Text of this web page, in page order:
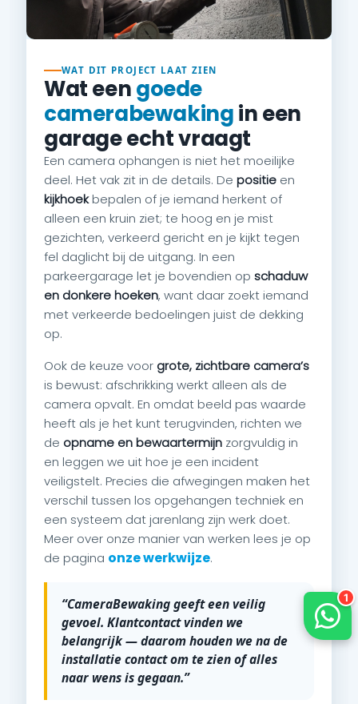
WAT DIT PROJECT LAAT ZIEN
Wat eengoede
camerabewakingin een
garage echt vraagt
Een camera ophangen is niet het moeilijke
deel. Het vak zit in de details. De positie en
kijkhoekbepalen of je iemand herkent of
alleen een kruin ziet; te hoog en je mist
gezichten, verkeerd gericht en je kijkt tegen
fel daglicht bij de uitgang. In een
parkeergarage let je bovendien op schaduw
en donkere hoeken, want daar zoekt iemand
met verkeerde bedoelingen juist de dekking
op.
Ook de keuze voor grote, zichtbare camera’s
is bewust: afschrikking werkt alleen als de
camera opvalt. En omdat beeld pas waarde
heeft als je het kunt terugvinden, richten we
de opname en bewaartermijn zorgvuldig in
en leggen we uit hoe je een incident
veiligstelt. Precies die afwegingen maken het
verschil tussen los opgehangen techniek en
een systeem dat jarenlang zijn werk doet.
Meer over onze manier van werken lees je op
de pagina onze werkwijze.
“CameraBewaking geeft een veilig
gevoel. Klantcontact vinden we
belangrijk — daarom houden we na de
installatie contact om te zien of alles
naar wens is gegaan.”